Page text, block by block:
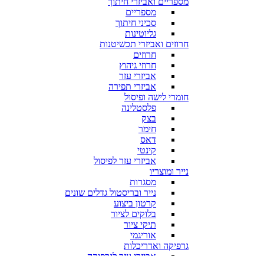
מספריים
סכיני חיתוך
גליוטינות
חרוזים ואביזרי תכשיטנות
חרוזים
חרוזי גיהוץ
אביזרי עזר
אביזרי תפירה
חומרי לישה ופיסול
פלסטלינה
בצק
חימר
דאס
קינטי
אביזרי עזר לפיסול
נייר ומוצריו
מסגרות
נייר ובריסטול גדלים שונים
קרטון ביצוע
בלוקים לציור
תיקי ציור
אוריגמי
גרפיקה ואדריכלות